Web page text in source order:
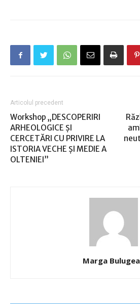
Articolul precedent
Workshop „DESCOPERIRI
ARHEOLOGICE ȘI
CERCETĂRI CU PRIVIRE LA
ISTORIA VECHE ȘI MEDIE A
OLTENIEI”
Marga